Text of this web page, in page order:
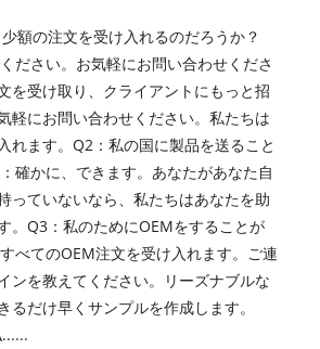
額の注文を受け入れるのだろうか？
ださい。お気軽にお問い合わせくださ
を受け取り、クライアントにもっと招
軽にお問い合わせください。私たちは
れます。Q2：私の国に製品を送ること
確かに、できます。あなたがあなた自
っていないなら、私たちはあなたを助
。Q3：私のためにOEMをすることが
べてのOEM注文を受け入れます。ご連
ンを教えてください。リーズナブルな
るだけ早くサンプルを作成します。